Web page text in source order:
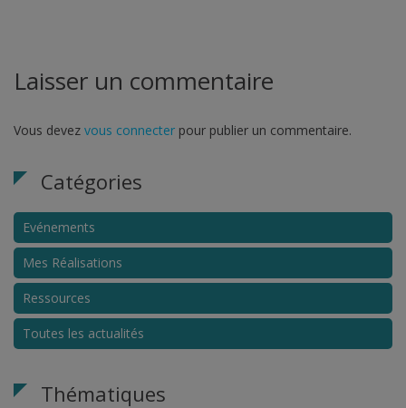
Laisser un commentaire
Vous devez vous connecter pour publier un commentaire.
Catégories
Evénements
Mes Réalisations
Ressources
Toutes les actualités
Thématiques